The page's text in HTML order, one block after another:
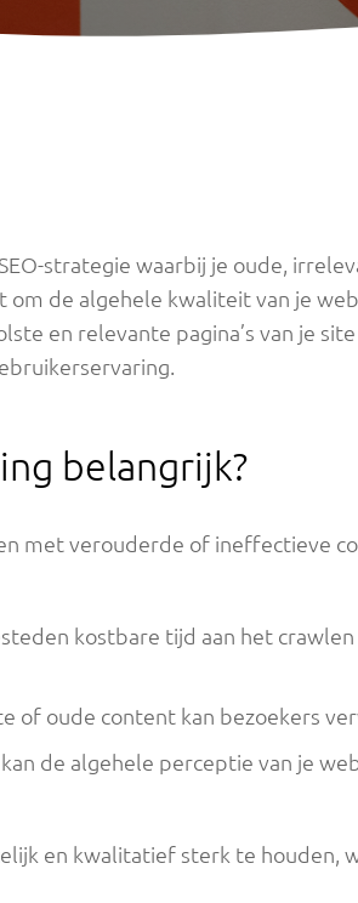
strategie waarbij je oude,
de algehele kwaliteit van je
en relevante pagina’s van je
belangrijk?
met verouderde of ineffectieve
kostbare tijd aan het crawlen
of oude content kan bezoekers
de algehele perceptie van je
en kwalitatief sterk te houden,